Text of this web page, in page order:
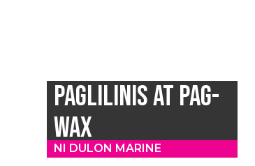
PAGLILINIS AT PAG-
WAX
NI DULON MARINE